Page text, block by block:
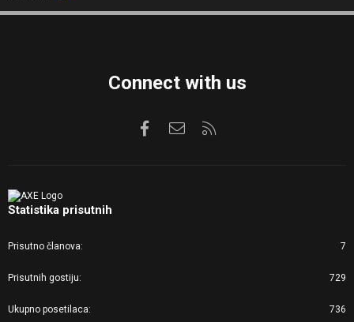
S
Connect with us
FacebookKontaktirajte nas
Statistika prisutnih
Prisutno članova 7
Prisutnih gostiju 729
Ukupno posetilaca 736